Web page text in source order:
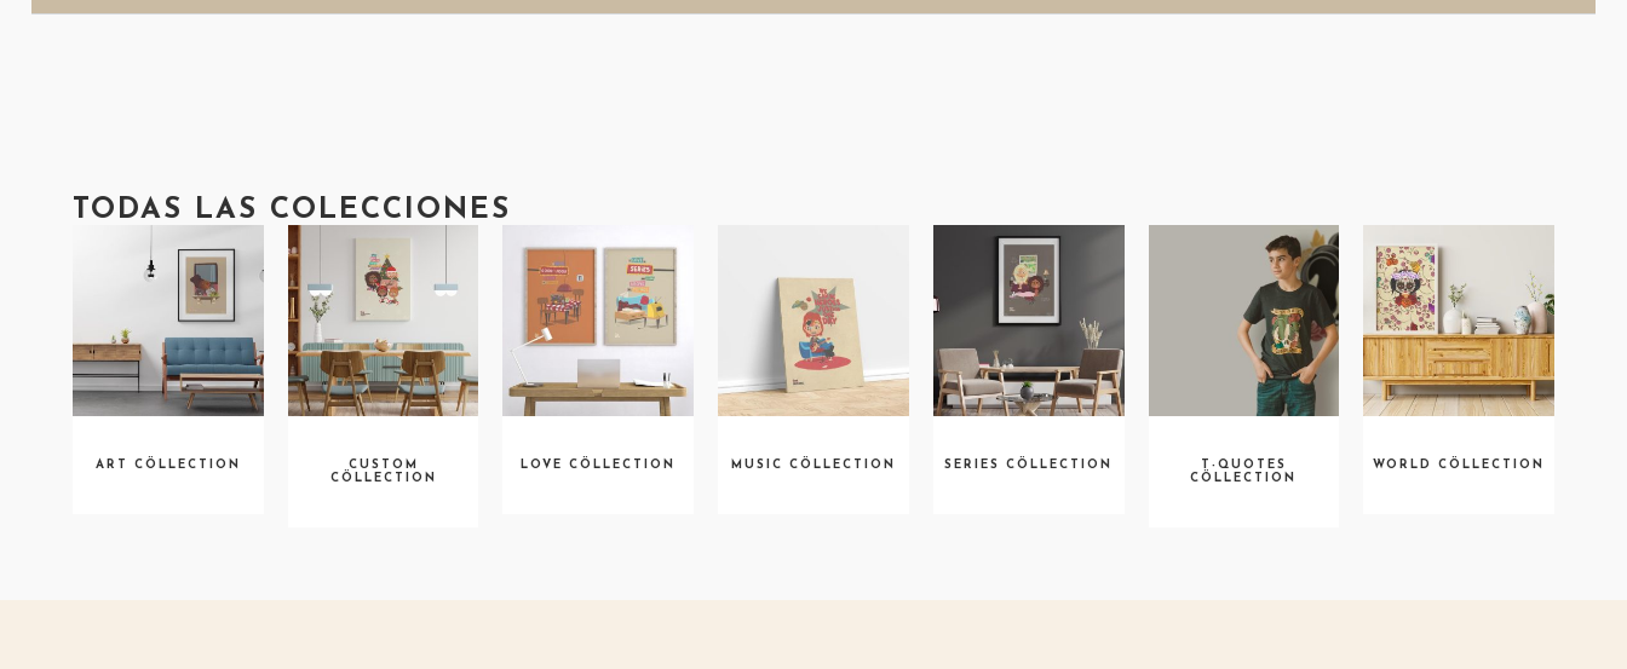
TODAS LAS COLECCIONES
ART CÖLLECTION
CUSTOM
CÖLLECTION
LOVE CÖLLECTION MUSIC CÖLLECTION SERIES CÖLLECTION
T-QUOTES
CÖLLECTION
WORLD CÖLLECTION